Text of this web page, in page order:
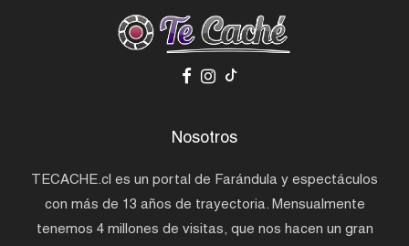
Nosotros
TECACHE.cl es un portal de Farándula y espectáculos
con más de 13 años de trayectoria. Mensualmente
tenemos 4 millones de visitas, que nos hacen un gran